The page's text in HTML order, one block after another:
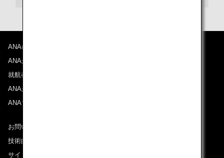
ANAについて
ANAからのお知らせ
就航都市
ANAがお約束する体験
ANAマイレージクラブ
お問い合わせ
技術的なお問い合わせ（推奨環境）
サイトマップ